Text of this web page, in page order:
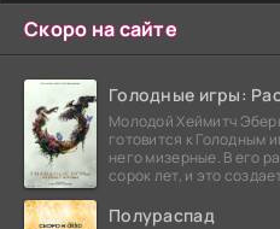
Скоро на сайте
Голодные игры:
Молодой Хеймитч
готовится к Голодным
него мизерные. В его
сорок лет, и это
Полураспад